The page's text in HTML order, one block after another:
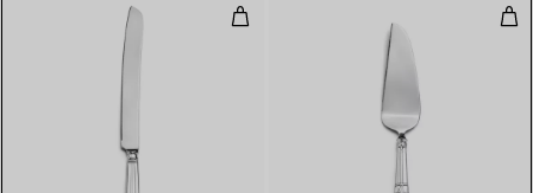
Coltello per torta in argento e